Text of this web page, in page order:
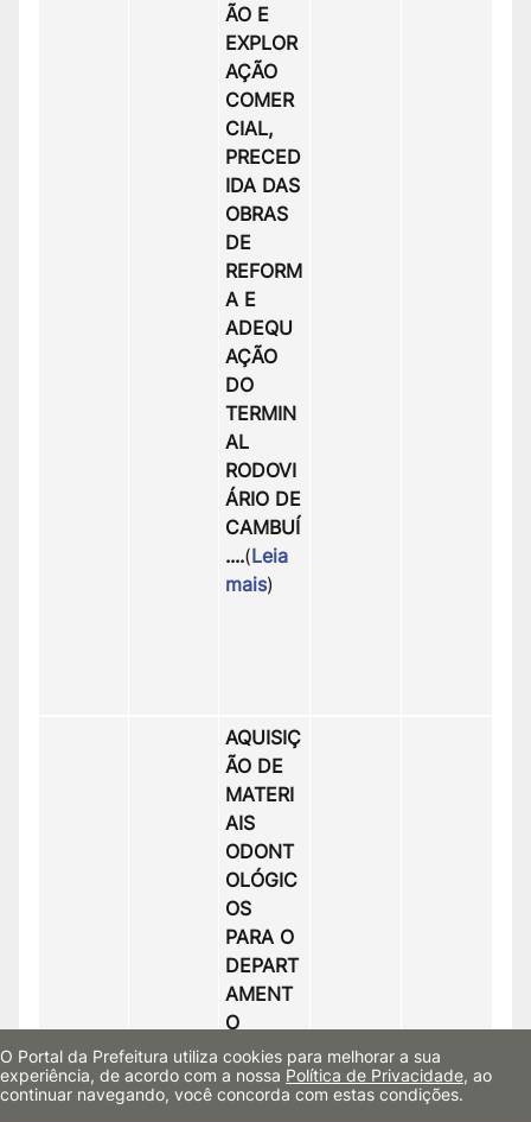
ÃO E
EXPLOR
AÇÃO
COMER
CIAL,
PRECED
IDA DAS
OBRAS
DE
REFORM
A E
ADEQU
AÇÃO
DO
TERMIN
AL
RODOVI
ÁRIO DE
CAMBUÍ
....(Leia
mais)
AQUISIÇ
ÃO DE
MATERI
AIS
ODONT
OLÓGIC
OS
PARA O
DEPART
AMENT
O
MUNICI
PAL DE
ODONT
O Portal da Prefeitura utiliza cookies para melhorar a sua
experiência, de acordo com a nossa Política de Privacidade, ao
continuar navegando, você concorda com estas condições.